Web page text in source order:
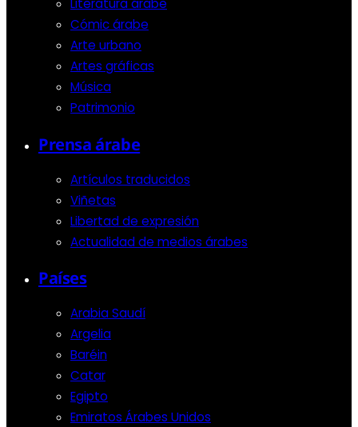
Literatura árabe
Cómic árabe
Arte urbano
Artes gráficas
Música
Patrimonio
Prensa árabe
Artículos traducidos
Viñetas
Libertad de expresión
Actualidad de medios árabes
Países
Arabia Saudí
Argelia
Baréin
Catar
Egipto
Emiratos Árabes Unidos